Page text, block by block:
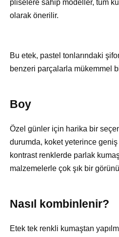
pliselere sahip modeller, tüm
olarak önerilir.
Bu etek, pastel tonlarındaki
benzeri parçalarla mükemmel
Boy
Özel günler için harika bir
durumda, koket yeterince
kontrast renklerde parlak
malzemelerle çok şık bir
Nasıl kombinlenir?
Etek tek renkli kumaştan